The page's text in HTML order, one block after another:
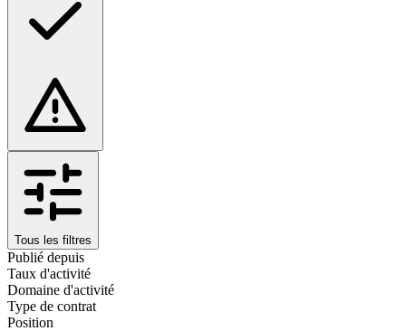
Tous les filtres
Publié depuis
Taux d'activité
Domaine d'activité
Type de contrat
Position